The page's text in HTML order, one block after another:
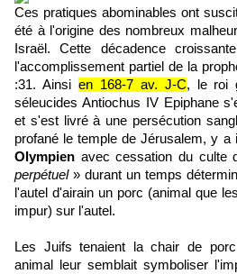
Ces pratiques abominables ont
été à l'origine des nombreux
Israël. Cette décadence
l'accomplissement partiel de la
:31. Ainsi en 168-7 av. J-C, le roi
séleucides Antiochus IV Epiphane
et s'est livré à une persécution
profané le temple de Jérusalem, y a
Olympien avec cessation du culte
perpétuel» durant un temps
l'autel d'airain un porc (animal que
impur) sur l'autel.
Les Juifs tenaient la chair de
animal leur semblait symboliser